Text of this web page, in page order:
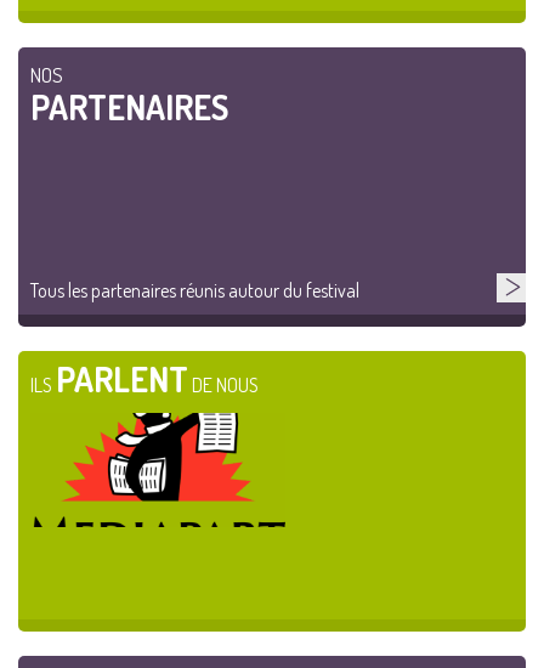
NOS
PARTENAIRES
Tous les partenaires réunis autour du festival
ILS PARLENT DE NOUS